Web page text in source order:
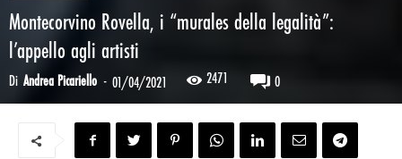
Montecorvino Rovella, i “murales della legalità”:
l’appello agli artisti
Di Andrea Picariello - 01/04/2021 2471 0